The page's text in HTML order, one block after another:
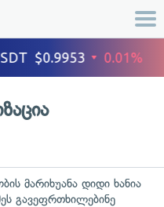
მარიხუანა დიდი ხანია
გავეფრთხილებინე